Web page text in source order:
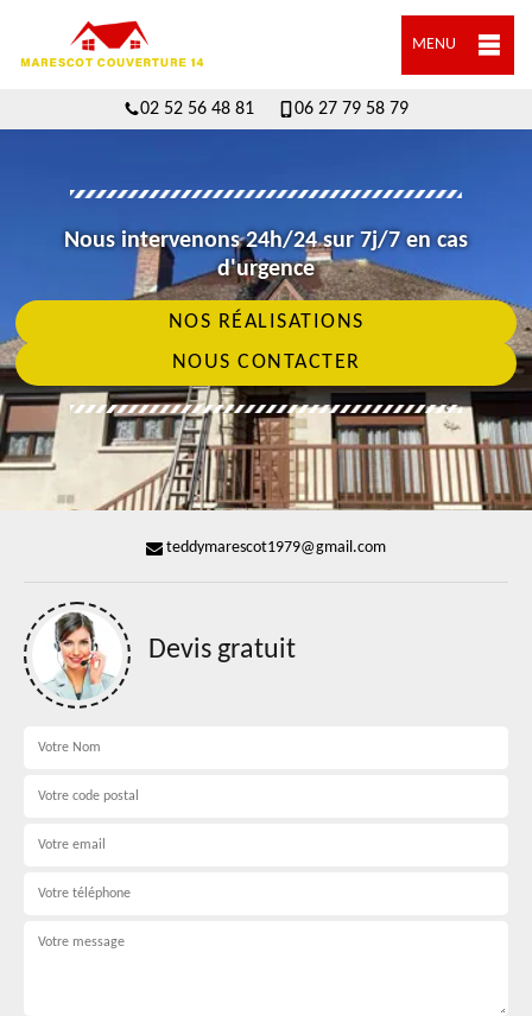
MENU
02 52 56 48 81 06 27 79 58 79
Nous intervenons 24h/24 sur 7j/7 en cas
d'urgence
NOS RÉALISATIONS
NOUS CONTACTER
teddymarescot1979@gmail.com
Devis gratuit